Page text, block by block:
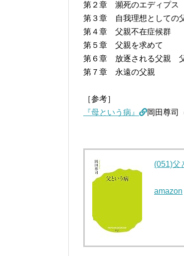
第２章 瀕死のエディプス
第３章 自我理想としての
第４章 父親不在症候群
第５章 父親を求めて
第６章 放逐される父親
第７章 永遠の父親
［参考］
『母という病』
岡田尊司
(051)父
amazon